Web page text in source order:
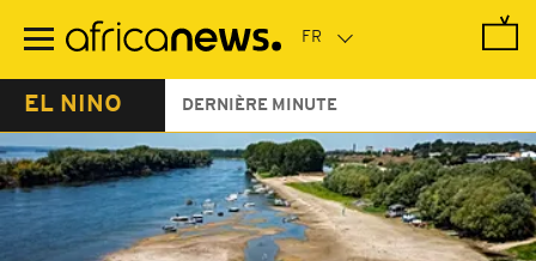
contenu
EL NINO DERNIÈRE MINUTE